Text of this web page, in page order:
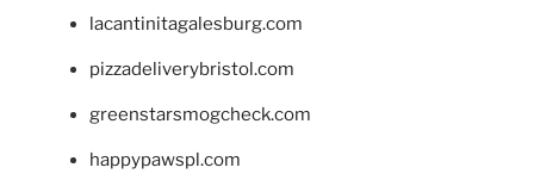
lacantinitagalesburg.com
pizzadeliverybristol.com
greenstarsmogcheck.com
happypawspl.com